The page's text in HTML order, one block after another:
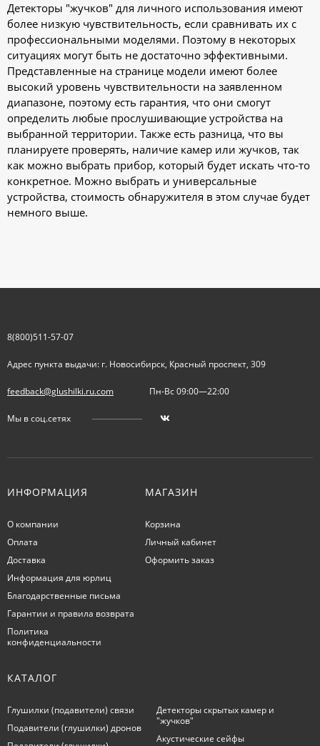
Детекторы "жучков" для личного использования имеют
более низкую чувствительность, если сравнивать их с
профессиональными моделями. Поэтому в некоторых
ситуациях могут быть не достаточно эффективными.
Представленные на странице модели имеют более
высокий уровень чувствительности на заявленном
диапазоне, поэтому есть гарантия, что они смогут
определить любые прослушивающие устройства на
выбранной территории. Также есть разница, что вы
планируете проверять, наличие камер или жучков, так
как можно выбрать прибор, который будет искать что-то
конкретное. Можно выбрать и универсальные
устройства, стоимость обнаружителя в этом случае будет
немного выше.
8(800)511-57-07
Адрес пункта выдачи: г. Новосибирск, Красный проспект, 309
feedback@glushilki.ru.com Пн-Вс 09:00—22:00
Мы в соц.сетях
ИНФОРМАЦИЯ
О компании
Оплата
Доставка
Информация для юрлиц
Благодарственные письма
Гарантии и правила возврата
Политика
конфиденциальности
МАГАЗИН
Корзина
Личный кабинет
Оформить заказ
КАТАЛОГ
Глушилки (подавители) связи
Подавители (глушилки) дронов
Детекторы скрытых камер и
"жучков"
Акустические сейфы